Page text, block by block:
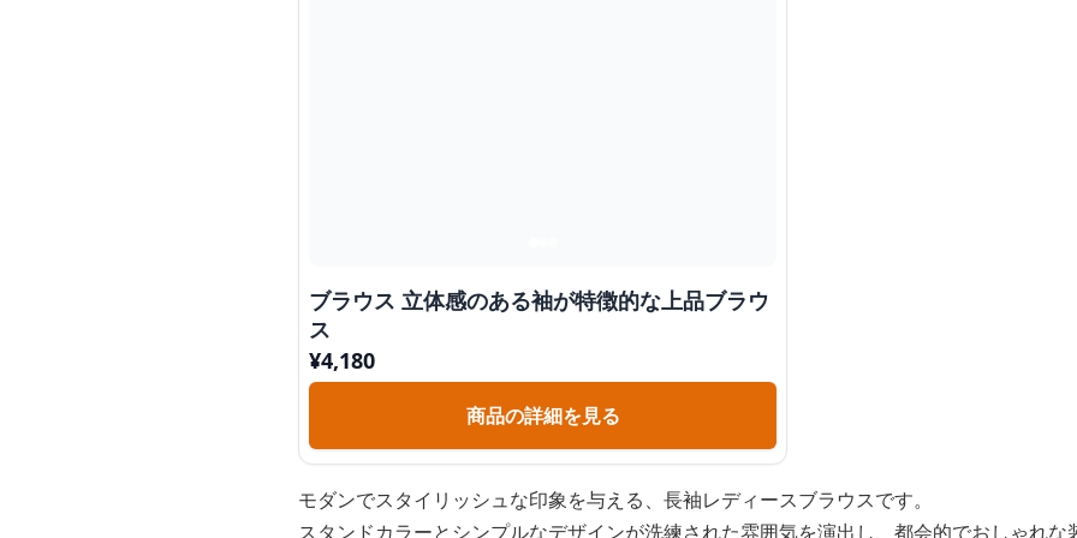
ブラウス 立体感のある袖が特徴的な上品ブラウ
ス
¥4,180
商品の詳細を見る
モダンでスタイリッシュな印象を与える、長袖レディースブラウスです。
スタンドカラーとシンプルなデザインが洗練された雰囲気を演出し、都会的でおしゃれな